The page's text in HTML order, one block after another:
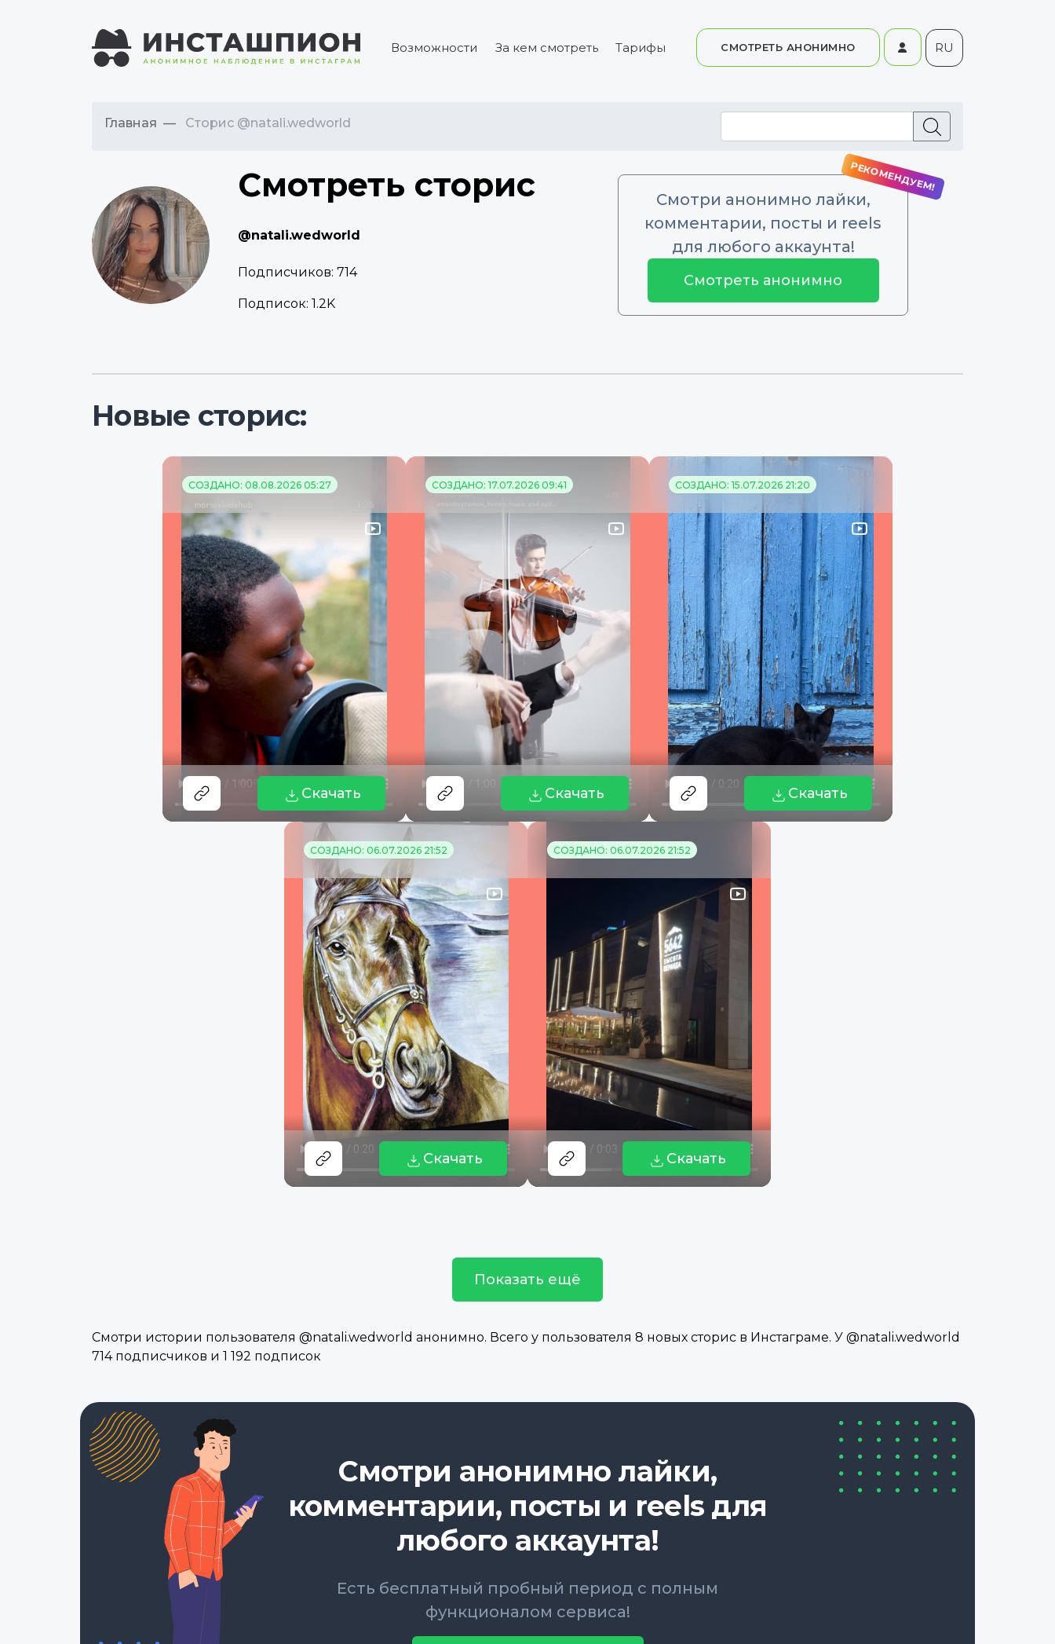
Возможности За кем смотреть Тарифы СМОТРЕТЬ АНОНИМНО RU
Главная Сторис @natali.wedworld
Смотреть сторис
@natali.wedworld
Подписчиков: 714
Подписок: 1.2K
Смотри анонимно лайки,
комментарии, посты и reels
для любого аккаунта!
Смотреть анонимно
Новые сторис:
СОЗДАНО: 08.08.2026 05:27
Скачать
СОЗДАНО: 17.07.2026 09:41
Скачать
СОЗДАНО: 15.07.2026 21:20
Скачать
СОЗДАНО: 06.07.2026 21:52
Скачать
СОЗДАНО: 06.07.2026 21:52
Скачать
Показать ещё
Смотри истории пользователя @natali.wedworld анонимно. Всего у пользователя 8 новых сторис в Инстаграме. У @natali.wedworld
714 подписчиков и 1 192 подписок
Смотри анонимно лайки,
комментарии, посты и reels для
любого аккаунта!
Есть бесплатный пробный период с полным
функционалом сервиса!